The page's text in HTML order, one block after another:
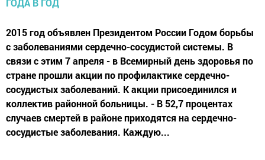
2015 год объявлен Президентом России Годом борьбы
с заболеваниями сердечно-сосудистой системы. В
связи с этим 7 апреля - в Всемирный день здоровья по
стране прошли акции по профилактике сердечно-
сосудистых заболеваний. К акции присоединился и
коллектив районной больницы. - В 52,7 процентах
случаев смертей в районе приходятся на сердечно-
сосудистые заболевания. Каждую...